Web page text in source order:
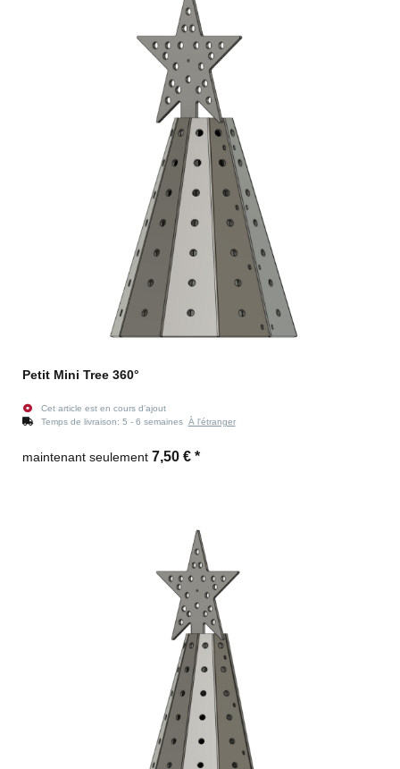
Petit Mini Tree 360°
Cet article est en cours d'ajout
Temps de livraison: 5 - 6 semaines À l'étranger
maintenant seulement 7,50 € *